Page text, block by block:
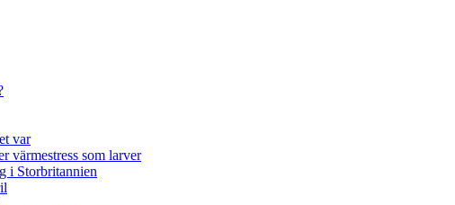
var
värmestress som larver
i Storbritannien